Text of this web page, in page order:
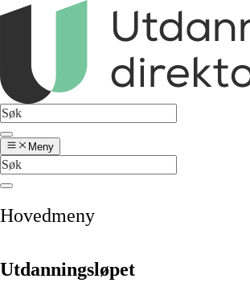
Meny
Hovedmeny
Utdanningsløpet